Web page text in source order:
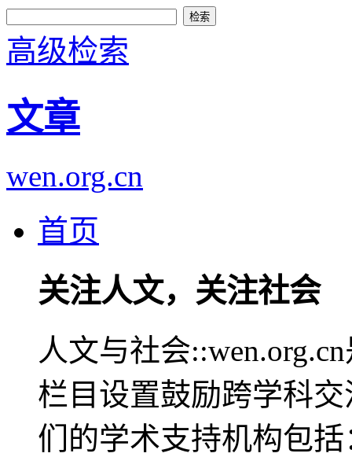
高级检索
文章
wen.org.cn
首页
关注人文，关注社会
人文与社会
栏目设置鼓励跨学科
们的学术支持机构包